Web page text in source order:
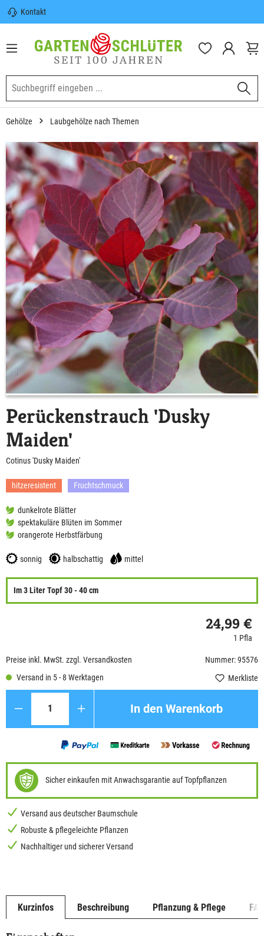
springen
Kontakt
Sicherer Versand | Versandkostenfrei
(DE) ab 100€
Garten-Schlüter Anwachsgarantie
Gehölze Laubgehölze nach Themen
Perückenstrauch 'Dusky
Maiden'
Cotinus 'Dusky Maiden'
hitzeresistent Fruchtschmuck
dunkelrote Blätter
spektakuläre Blüten im Sommer
orangerote Herbstfärbung
sonnig halbschattig mittel
Im 3 Liter Topf 30 - 40 cm
24,99 €
1 Pfla
Preise inkl. MwSt. zzgl. Versandkosten
Nummer: 95576
Versand in 5 - 8 Werktagen
Merkliste
In den Warenkorb
Sicher einkaufen mit Anwachsgarantie auf Topfpflanzen
Versand aus deutscher Baumschule
Robuste & pflegeleichte Pflanzen
Nachhaltiger und sicherer Versand
Kurzinfos Beschreibung Pflanzung & Pflege